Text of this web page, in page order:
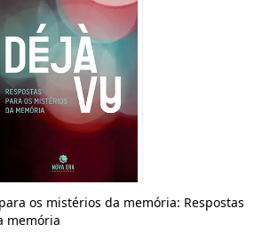
os mistérios da memória: Respostas
memória